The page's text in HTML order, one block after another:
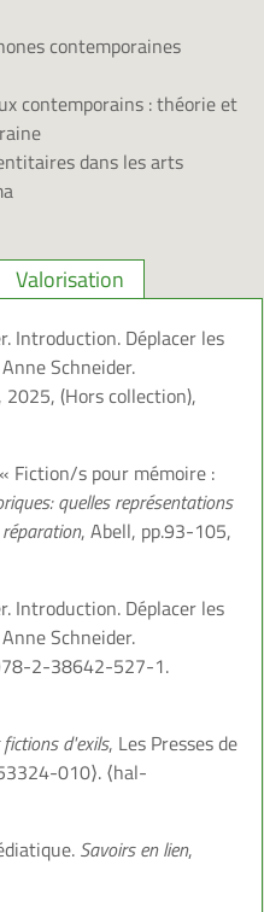
contemporaines
contemporains : théorie et
dans les arts
Valorisation
Introduction. Déplacer les
Schneider.
(Hors collection),
Fiction/s pour mémoire :
quelles représentations
, Abell, pp.93-105,
Introduction. Déplacer les
Schneider.
2-38642-527-1.
fictions d'exils, Les Presses de
010⟩. ⟨hal-
Savoirs en lien,